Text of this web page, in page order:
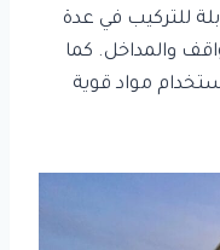
للتركيب في عدة
والمداخل. كما
مواد قوية